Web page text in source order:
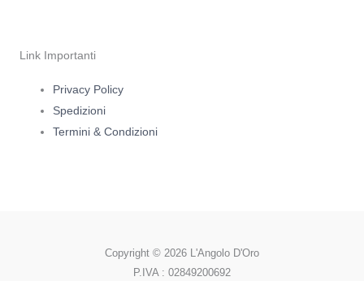
r
a
m
k
-
Link Importanti
Privacy Policy
Spedizioni
Termini & Condizioni
Copyright © 2026 L'Angolo D'Oro
P.IVA : 02849200692